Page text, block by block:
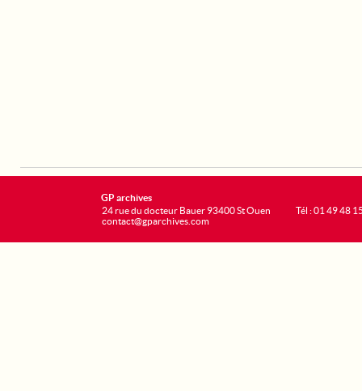
GP archives
24 rue du docteur Bauer 93400 St Ouen
contact@gparchives.com
Tél : 01 49 48